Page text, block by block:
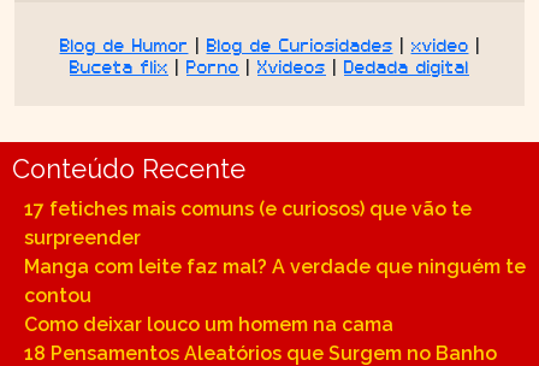
Blog de Humor | Blog de Curiosidades | xvideo |
Buceta flix | Porno | Xvideos | Dedada digital
Conteúdo Recente
17 fetiches mais comuns (e curiosos) que vão te
surpreender
Manga com leite faz mal? A verdade que ninguém te
contou
Como deixar louco um homem na cama
18 Pensamentos Aleatórios que Surgem no Banho